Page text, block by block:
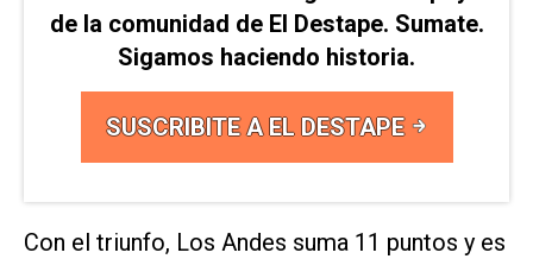
de la comunidad de El Destape. Sumate.
Sigamos haciendo historia.
SUSCRIBITE A EL DESTAPE
Con el triunfo, Los Andes suma 11 puntos y es